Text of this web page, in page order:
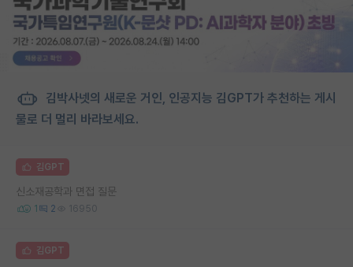
김박사넷의 새로운 거인, 인공지능 김GPT가 추천하는 게시
물로 더 멀리 바라보세요.
김GPT
신소재공학과 면접 질문
1 2 16950
김GPT